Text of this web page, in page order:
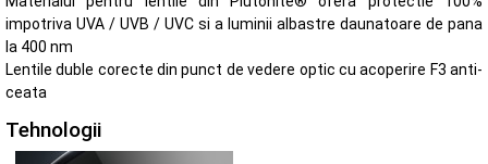
impotriva UVA / UVB / UVC si a luminii albastre daunatoare de pana
la 400 nm
Lentile duble corecte din punct de vedere optic cu acoperire F3 anti-
ceata
Tehnologii